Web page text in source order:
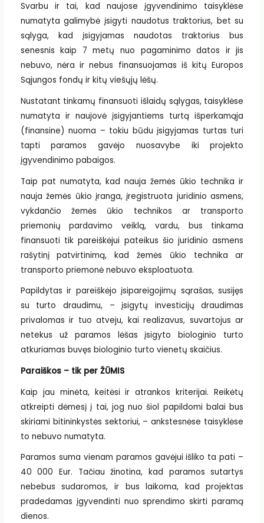
Svarbu ir tai, kad naujose įgyvendinimo taisyklėse
numatyta galimybė įsigyti naudotus traktorius, bet su
sąlyga, kad įsigyjamas naudotas traktorius bus
senesnis kaip 7 metų nuo pagaminimo datos ir jis
nebuvo, nėra ir nebus finansuojamas iš kitų Europos
Sąjungos fondų ir kitų viešųjų lėšų.
Nustatant tinkamų finansuoti išlaidų sąlygas, taisyklėse
numatyta ir naujovė įsigyjantiems turtą išperkamąja
(finansine) nuoma – tokiu būdu įsigyjamas turtas turi
tapti paramos gavėjo nuosavybe iki projekto
įgyvendinimo pabaigos.
Taip pat numatyta, kad nauja žemės ūkio technika ir
nauja žemės ūkio įranga, įregistruota juridinio asmens,
vykdančio žemės ūkio technikos ar transporto
priemonių pardavimo veiklą, vardu, bus tinkama
finansuoti tik pareiškėjui pateikus šio juridinio asmens
rašytinį patvirtinimą, kad žemės ūkio technika ar
transporto priemonė nebuvo eksploatuota.
Papildytas ir pareiškėjo įsipareigojimų sąrašas, susijęs
su turto draudimu, – įsigytų investicijų draudimas
privalomas ir tuo atveju, kai realizavus, suvartojus ar
netekus už paramos lėšas įsigyto biologinio turto
atkuriamas buvęs biologinio turto vienetų skaičius.
Paraiškos – tik per ŽŪMIS
Kaip jau minėta, keitėsi ir atrankos kriterijai. Reikėtų
atkreipti dėmesį į tai, jog nuo šiol papildomi balai bus
skiriami bitininkystės sektoriui, – ankstesnėse taisyklėse
to nebuvo numatyta.
Paramos suma vienam paramos gavėjui išliko ta pati –
40 000 Eur. Tačiau žinotina, kad paramos sutartys
nebebus sudaromos, ir bus laikoma, kad projektas
pradedamas įgyvendinti nuo sprendimo skirti paramą
dienos.